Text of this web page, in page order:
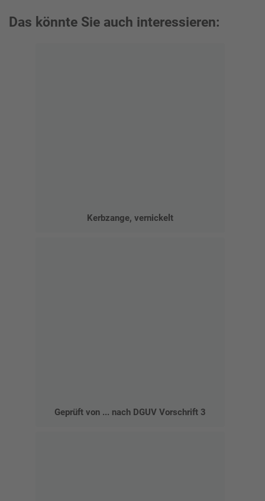
Das könnte Sie auch interessieren:
Kerbzange, vernickelt
Geprüft von ... nach DGUV Vorschrift 3